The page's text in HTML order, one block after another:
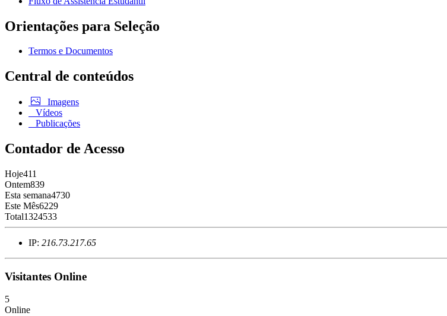
Orientações para Seleção
Termos e Documentos
Central de conteúdos
Imagens
Vídeos
Publicações
Contador de Acesso
Hoje411
Ontem839
Esta semana4730
Este Mês6229
Total1324533
IP: 216.73.217.65
Visitantes Online
5
Online